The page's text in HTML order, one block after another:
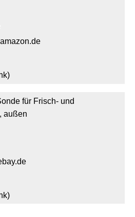
für Frisch- und
außen